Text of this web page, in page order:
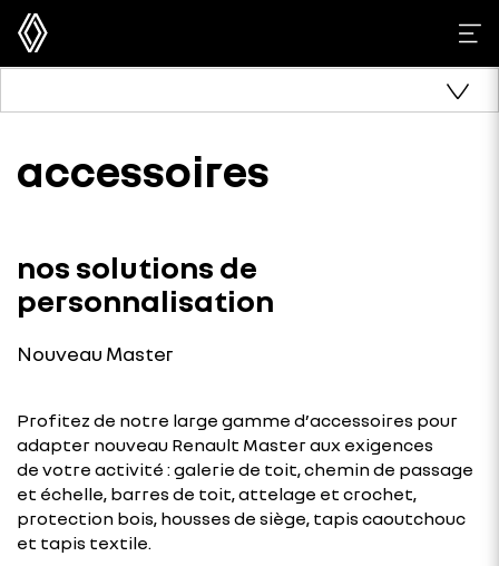
accessoires
nos solutions de
personnalisation
Nouveau Master
Profitez de notre large gamme d’accessoires pour
adapter nouveau Renault Master aux exigences
de votre activité : galerie de toit, chemin de passage
et échelle, barres de toit, attelage et crochet,
protection bois, housses de siège, tapis caoutchouc
et tapis textile.